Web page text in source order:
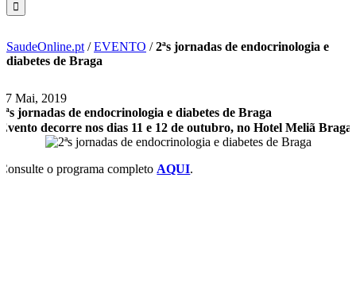
SaudeOnline.pt /EVENTO /2ªs jornadas de endocrinologia e
diabetes de Braga
27 Mai, 2019
2ªs jornadas de endocrinologia e diabetes de Braga
Evento decorre nos dias 11 e 12 de outubro, no Hotel Meliã Braga.
Consulte o programa completo AQUI.